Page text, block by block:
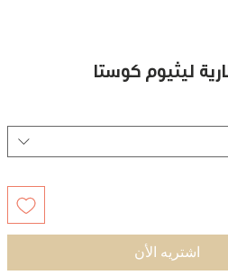
ليثيوم كوستا
اشتريه الأن